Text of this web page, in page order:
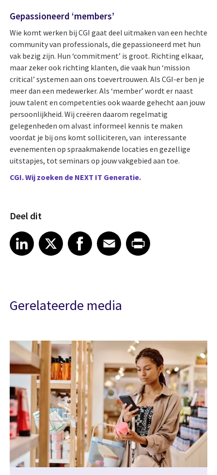
Gepassioneerd ‘members’
Wie komt werken bij CGI gaat deel uitmaken van een hechte
community van professionals, die gepassioneerd met hun
vak bezig zijn. Hun ‘commitment’ is groot. Richting elkaar,
maar zeker ook richting klanten, die vaak hun ‘mission
critical’ systemen aan ons toevertrouwen. Als CGI-er ben je
meer dan een medewerker. Als ‘member’ wordt er naast
jouw talent en competenties ook waarde gehecht aan jouw
persoonlijkheid. Wij creëren daarom regelmatig
gelegenheden om alvast informeel kennis te maken
voordat je bij ons komt solliciteren, van interessante
evenementen op spraakmakende locaties en gezellige
uitstapjes, tot seminars op jouw vakgebied aan toe.
CGI. Wij zoeken de NEXT IT Generatie.
Deel dit
Share article on LinkedIn
LinkedIn
Share article on XShare article on Facebook
Facebook
Share article on Email
EmailShare article on Print
Gerelateerde media